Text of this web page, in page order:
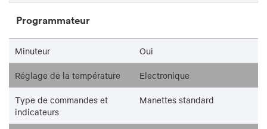
Programmateur
Minuteur Oui
Réglage de la température Electronique
Type de commandes et
indicateurs
Manettes standard